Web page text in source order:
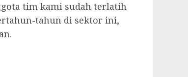
tim kami sudah terlatih
tahun di sektor ini,